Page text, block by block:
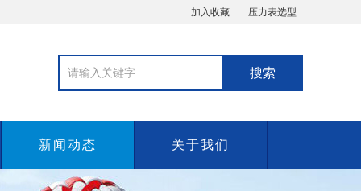
加入收藏 压力表选型
新闻动态 关于我们